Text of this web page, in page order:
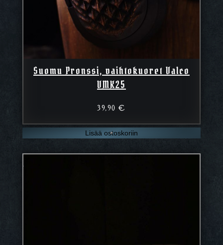
Suomu Pronssi, vaihtokuoret Valco
VMK25
39,90€
Lisää ostoskoriin